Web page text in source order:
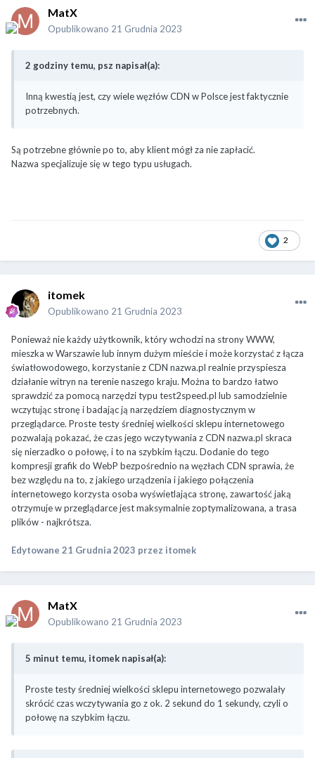
MatX
Opublikowano 21 Grudnia 2023
2 godziny temu, psz napisał(a):
Inną kwestią jest, czy wiele węzłów CDN w Polsce jest faktycznie
potrzebnych.
Są potrzebne głównie po to, aby klient mógł za nie zapłacić.
Nazwa specjalizuje się w tego typu usługach.
2
itomek
Opublikowano 21 Grudnia 2023
Ponieważ nie każdy użytkownik, który wchodzi na strony WWW,
mieszka w Warszawie lub innym dużym mieście i może korzystać z łącza
światłowodowego, korzystanie z CDN nazwa.pl realnie przyspiesza
działanie witryn na terenie naszego kraju. Można to bardzo łatwo
sprawdzić za pomocą narzędzi typu test2speed.pl lub samodzielnie
wczytując stronę i badając ją narzędziem diagnostycznym w
przeglądarce. Proste testy średniej wielkości sklepu internetowego
pozwalają pokazać, że czas jego wczytywania z CDN nazwa.pl skraca
się nierzadko o połowę, i to na szybkim łączu. Dodanie do tego
kompresji grafik do WebP bezpośrednio na węzłach CDN sprawia, że
bez względu na to, z jakiego urządzenia i jakiego połączenia
internetowego korzysta osoba wyświetlająca stronę, zawartość jaką
otrzymuje w przeglądarce jest maksymalnie zoptymalizowana, a trasa
plików - najkrótsza.
Edytowane 21 Grudnia 2023 przez itomek
MatX
Opublikowano 21 Grudnia 2023
5 minut temu, itomek napisał(a):
Proste testy średniej wielkości sklepu internetowego pozwalały
skrócić czas wczytywania go z ok. 2 sekund do 1 sekundy, czyli o
połowę na szybkim łączu.